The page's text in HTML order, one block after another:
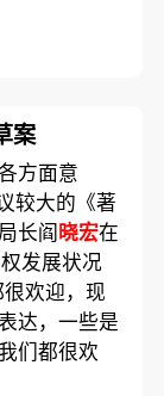
案
方面意
较大的《著
长阎晓宏在
发展状况
欢迎，现
达，一些是
们都很欢